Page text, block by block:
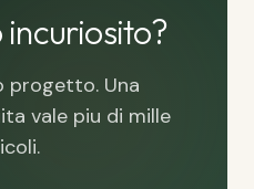
progetto. Una
vale piu di mille